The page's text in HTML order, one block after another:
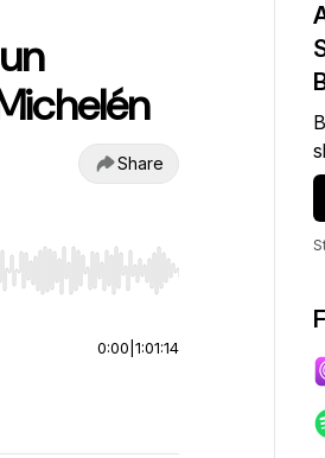
Share
to start or end. Hold shift to
0:00 1:01:14